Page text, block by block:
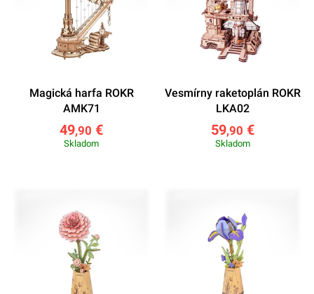
Magická harfa ROKR
AMK71
49,90 €
Skladom
Vesmírny raketoplán ROKR
LKA02
59,90 €
Skladom